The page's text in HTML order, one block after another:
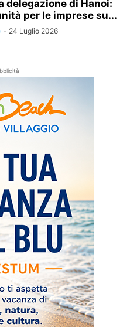
delegazione di Hanoi:
per le imprese su...
- 24 Luglio 2026